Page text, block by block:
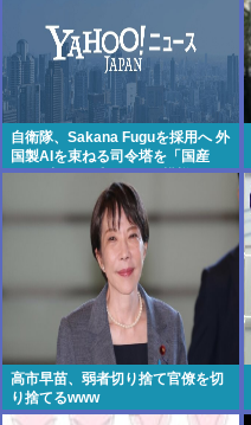
自衛隊、Sakana Fuguを採用へ 外
国製AIを束ねる司令塔を「国産
AI…(嘘)」と呼んでいる模様 これ
がAI主権らしい
高市早苗、弱者切り捨て官僚を切
り捨てるwww